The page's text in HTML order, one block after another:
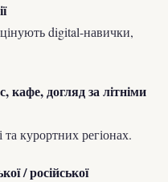
digital-навички,
кафе, догляд за літніми
курортних регіонах.
/ російської